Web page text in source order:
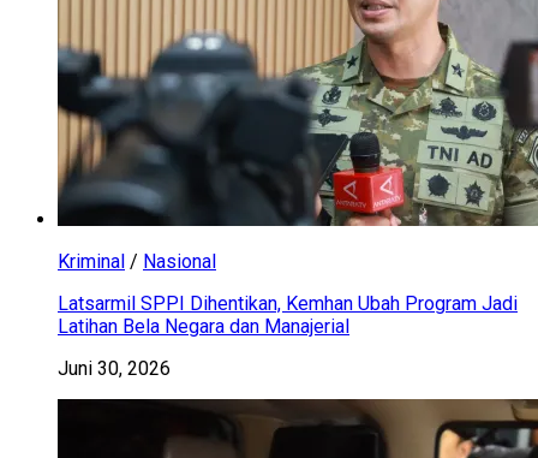
Kriminal / Nasional
Latsarmil SPPI Dihentikan, Kemhan Ubah Program Jadi
Latihan Bela Negara dan Manajerial
Juni 30, 2026